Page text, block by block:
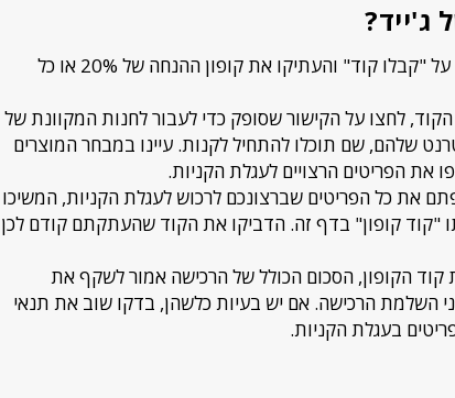
ג'ייד?
ראשית, לחצו על "קבלו קוד" והעתיקו את קופון ההנחה של 20% או כל
לחצו על הקישור שסופק כדי לעבור לחנות המקוונת של
שלהם, שם תוכלו להתחיל לקנות. עיינו במבחר המוצרים
את הפריטים הרצויים לעגלת הקניות.
את כל הפריטים שברצונכם לרכוש לעגלת הקניות, המשיכו
קופון" בדף זה. הדביקו את הקוד שהעתקתם קודם לכן
הקופון, הסכום הכולל של הרכישה אמור לשקף את
השלמת הרכישה. אם יש בעיות כלשהן, בדקו שוב את תנאי
בעגלת הקניות.